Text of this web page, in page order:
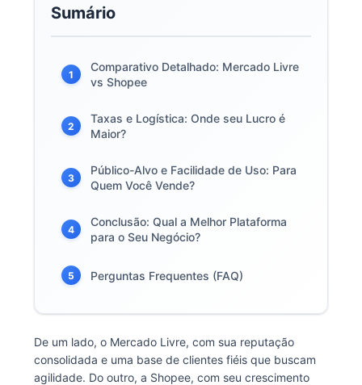
Sumário
1
Comparativo Detalhado: Mercado Livre
vs Shopee
2
Taxas e Logística: Onde seu Lucro é
Maior?
3
Público-Alvo e Facilidade de Uso: Para
Quem Você Vende?
4
Conclusão: Qual a Melhor Plataforma
para o Seu Negócio?
5 Perguntas Frequentes (FAQ)
De um lado, o Mercado Livre, com sua reputação
consolidada e uma base de clientes fiéis que buscam
agilidade. Do outro, a Shopee, com seu crescimento